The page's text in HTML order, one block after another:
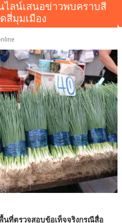
ลน์เสนอข่าวพบคราบสี
สี่มุมเมือง
นที่ตรวจสอบข้อเท็จจริงกรณีสื่อ